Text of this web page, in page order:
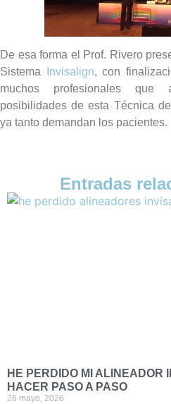
De esa forma el Prof. Rivero
Sistema
Invisalign, con
muchos profesionales
posibilidades de esta Técnica
ya tanto demandan los pacientes.
Entradas
HE PERDIDO MI ALINEADOR
HACER PASO A PASO
26 mayo, 2026